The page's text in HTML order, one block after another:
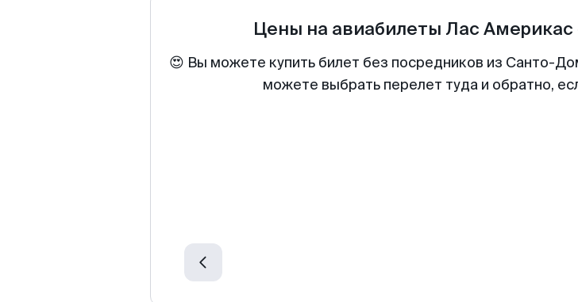
Цены на авиабилеты Лас Америкас
😍 Вы можете купить билет без посредников из Санто-
можете выбрать перелет туда и обратно,